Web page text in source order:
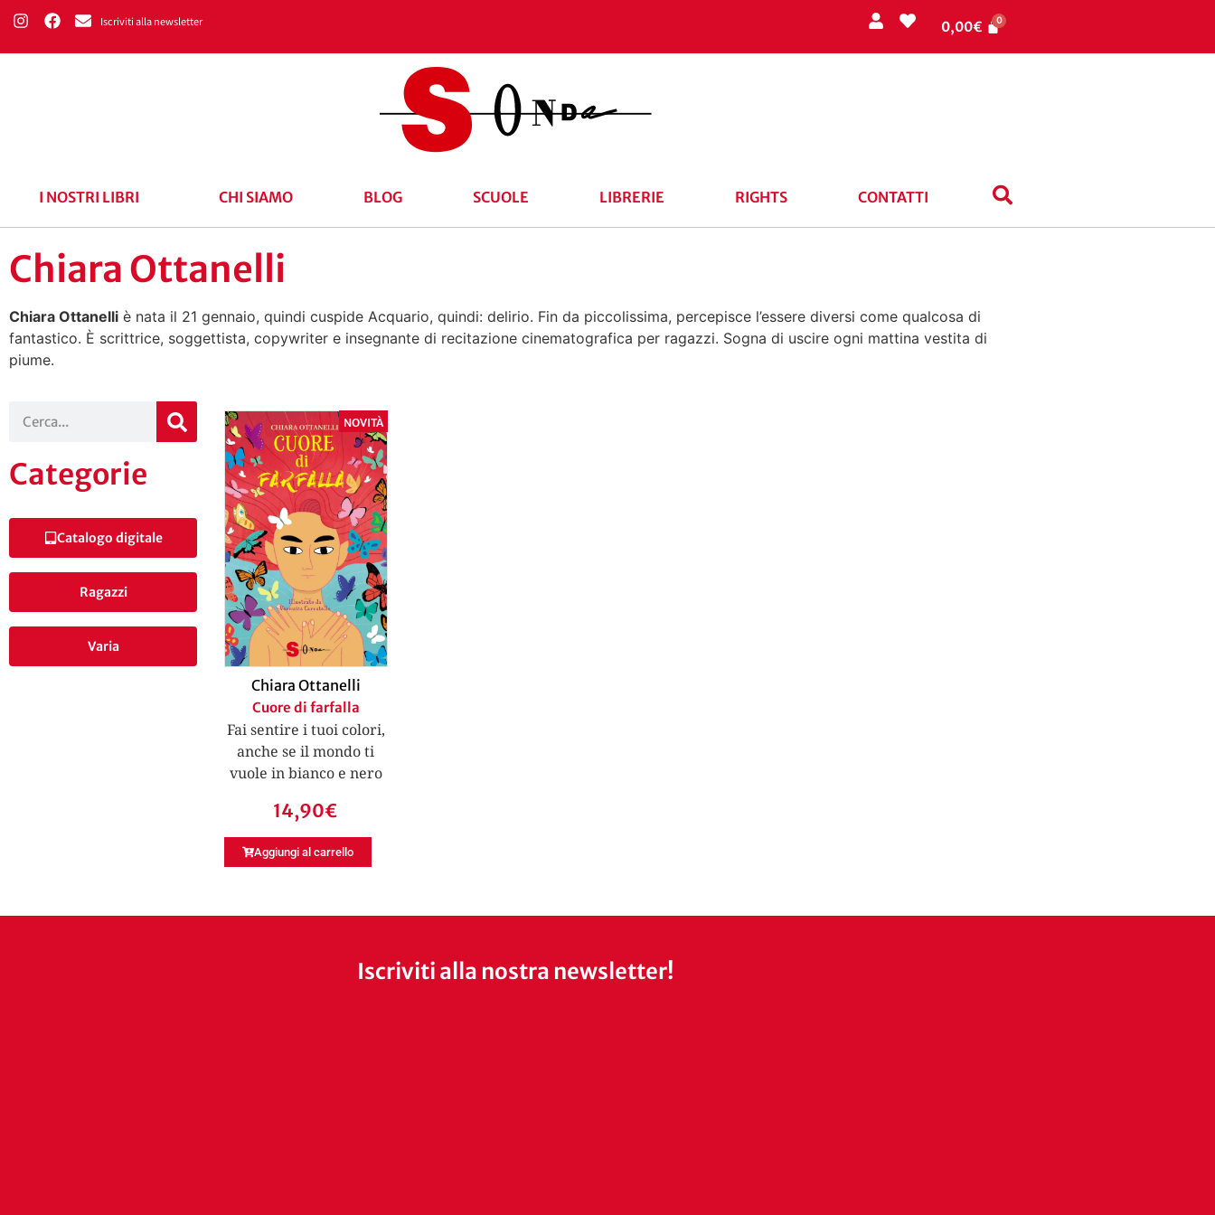
Iscriviti alla newsletter 0,00€
I NOSTRI LIBRI CHI SIAMO BLOG SCUOLE LIBRERIE RIGHTS CONTATTI
Chiara Ottanelli
Chiara Ottanelli è nata il 21 gennaio, quindi cuspide Acquario, quindi: delirio. Fin da piccolissima, percepisce l’essere diversi come qualcosa di
fantastico. È scrittrice, soggettista, copywriter e insegnante di recitazione cinematografica per ragazzi. Sogna di uscire ogni mattina vestita di
piume.
Categorie
Catalogo digitale
Ragazzi
Varia
NOVITÀ
Chiara Ottanelli
Cuore di farfalla
Fai sentire i tuoi colori,
anche se il mondo ti
vuole in bianco e nero
14,90€
Aggiungi al carrello
Iscriviti alla nostra newsletter!